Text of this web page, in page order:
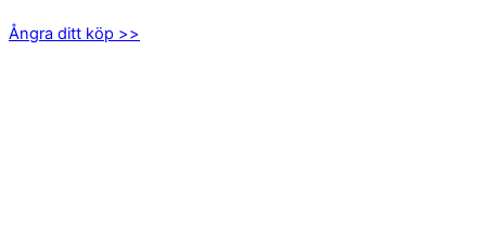
Ångra ditt köp >>